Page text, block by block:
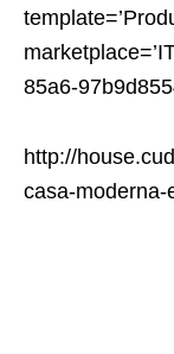
85a6-
http://
casa-moderna-